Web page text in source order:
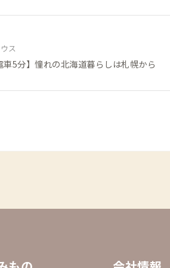
ス
車5分】憧れの北海道暮らしは札幌から